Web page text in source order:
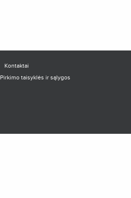
Kontaktai
Pirkimo taisyklės ir sąlygos